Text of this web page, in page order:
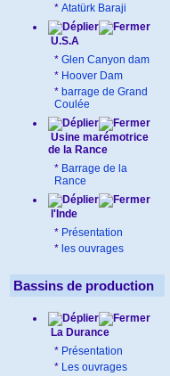
* Atatürk Baraji
U.S.A
* Glen Canyon dam
* Hoover Dam
* barrage de Grand
Coulée
Usine marémotrice
de la Rance
* Barrage de la
Rance
l'Inde
* Présentation
* les ouvrages
Bassins de production
La Durance
* Présentation
* Les ouvrages